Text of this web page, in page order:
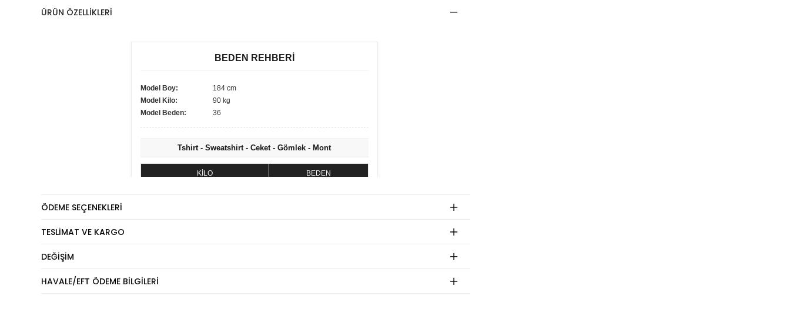
ÜRÜN ÖZELLIKLERI
BEDEN REHBERİ
Model Boy:
184 cm
Model Kilo:
90 kg
Model Beden:
36
Tshirt - Sweatshirt - Ceket - Gömlek - Mont
KİLO BEDEN
ÖDEME SEÇENEKLERI
TESLIMAT VE KARGO
DEĞIŞIM
HAVALE/EFT ÖDEME BILGILERI